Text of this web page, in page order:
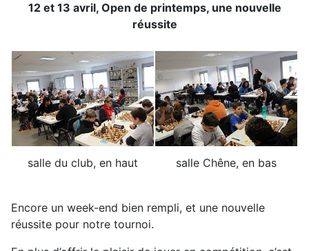
12 et 13 avril, Open de printemps, une nouvelle
réussite
salle du club, en haut salle Chêne, en bas
Encore un week-end bien rempli, et une nouvelle
réussite pour notre tournoi.